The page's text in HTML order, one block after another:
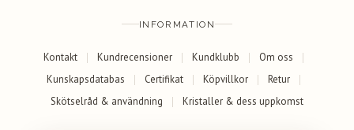
INFORMATION
Kontakt Kundrecensioner Kundklubb
Om oss
Kunskapsdatabas
Certifikat Köpvillkor
Retur
Skötselråd & användning
Kristaller & dess uppkomst